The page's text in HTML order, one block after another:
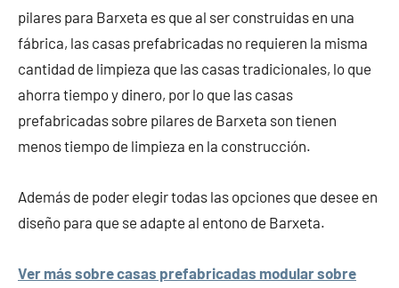
pilares para Barxeta es que al ser construidas en una
fábrica, las casas prefabricadas no requieren la misma
cantidad de limpieza que las casas tradicionales, lo que
ahorra tiempo y dinero, por lo que las casas
prefabricadas sobre pilares de Barxeta son tienen
menos tiempo de limpieza en la construcción.
Además de poder elegir todas las opciones que desee en
diseño para que se adapte al entono de Barxeta.
Ver más sobre casas prefabricadas modular sobre